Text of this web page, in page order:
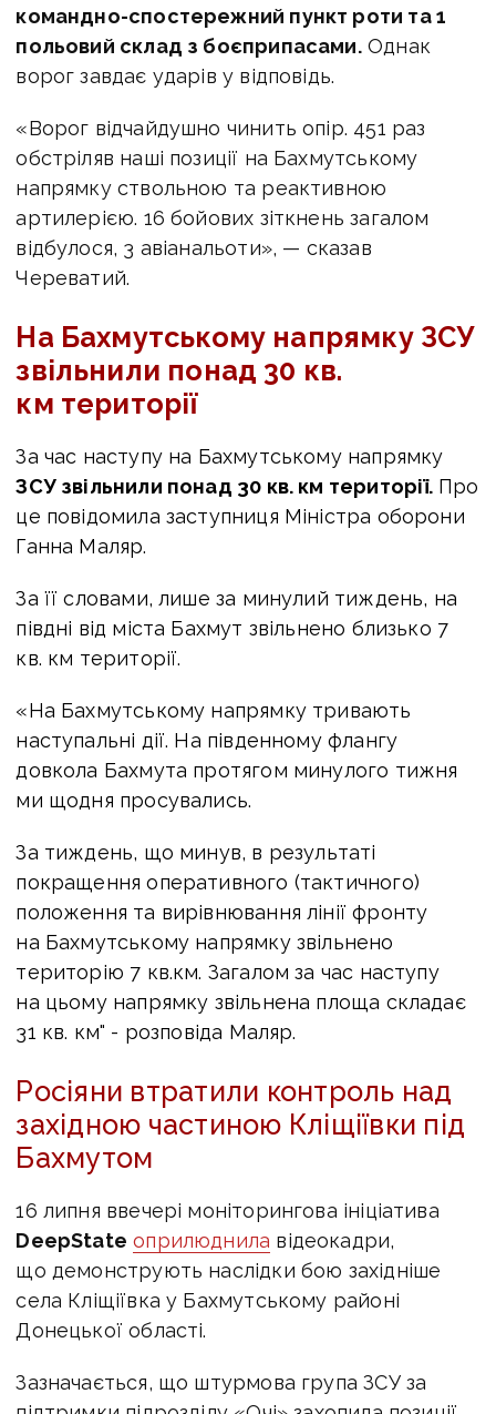
командно-спостережний пункт роти та 1
польовий склад з боєприпасами.Однак
ворог завдає ударів у відповідь.
«Ворог відчайдушно чинить опір. 451 раз
обстріляв наші позиції на Бахмутському
напрямку ствольною та реактивною
артилерією. 16 бойових зіткнень загалом
відбулося, 3 авіанальоти», — сказав
Череватий.
На Бахмутському напрямку ЗСУ
звільнили понад 30 кв.
км території
За час наступу на Бахмутському напрямку
ЗСУ звільнили понад 30 кв. км території. Про
це повідомила заступниця Міністра оборони
Ганна Маляр.
За її словами, лише за минулий тиждень, на
півдні від міста Бахмут звільнено близько 7
кв. км території.
«На Бахмутському напрямку тривають
наступальні дії. На південному флангу
довкола Бахмута протягом минулого тижня
ми щодня просувались.
За тиждень, що минув, в результаті
покращення оперативного (тактичного)
положення та вирівнювання лінії фронту
на Бахмутському напрямку звільнено
територію 7 кв.км. Загалом за час наступу
на цьому напрямку звільнена площа складає
31 кв. км" - розповіда Маляр.
Росіяни втратили контроль над
західною частиною Кліщіївки під
Бахмутом
16 липня ввечері моніторингова ініціатива
DeepState оприлюднила відеокадри,
що демонструють наслідки бою західніше
села Кліщіївка у Бахмутському районі
Донецької області.
Зазначається, що штурмова група ЗСУ за